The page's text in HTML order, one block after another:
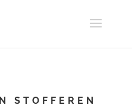
STOFFEREN